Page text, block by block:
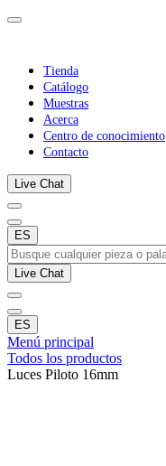
Tienda
Catálogo
Muestras
Acerca
Centro de conocimiento
Contacto
Live Chat
ES
Live Chat
ES
Menú principal
Todos los productos
Luces Piloto 16mm